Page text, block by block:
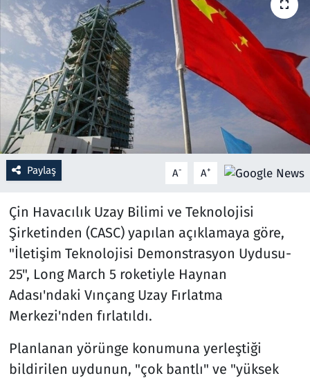
Paylaş A- A+
Çin Havacılık Uzay Bilimi ve Teknolojisi
Şirketinden (CASC) yapılan açıklamaya göre,
"İletişim Teknolojisi Demonstrasyon Uydusu-
25", Long March 5 roketiyle Haynan
Adası'ndaki Vınçang Uzay Fırlatma
Merkezi'nden fırlatıldı.
Planlanan yörünge konumuna yerleştiği
bildirilen uydunun, "çok bantlı" ve "yüksek
Otomobil
Oyun
Ramazan
Resmi İlanlar
Rüya Tabirleri
Sağlık
Savunma Sanayi
Seçim 2023
Spor
Televizyon